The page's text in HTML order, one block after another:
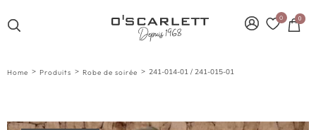
0 0
Home > Produits > Robe de soirée > 241-014-01 / 241-015-01